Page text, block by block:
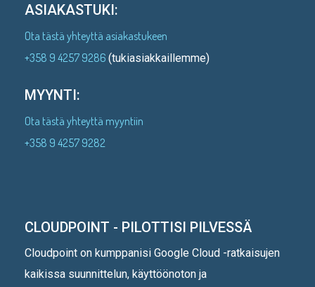
ASIAKASTUKI:
Ota tästä yhteyttä asiakastukeen
+358 9 4257 9286 (tukiasiakkaillemme)
MYYNTI:
Ota tästä yhteyttä myyntiin
+358 9 4257 9282
CLOUDPOINT - PILOTTISI PILVESSÄ
Cloudpoint on kumppanisi Google Cloud -ratkaisujen
kaikissa suunnittelun, käyttöönoton ja